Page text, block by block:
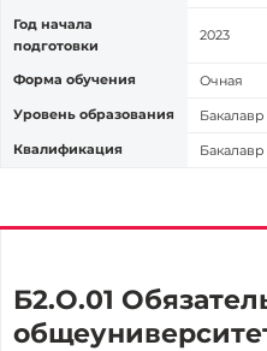
Год начала
подготовки
2023
Форма обучения
Очная
Уровень образования
Бакалавр
Квалификация
Бакалавр
Б2.О.01